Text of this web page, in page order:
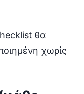
θα
χωρίς